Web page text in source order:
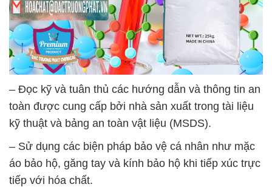
– Đọc kỹ và tuân thủ các hướng dẫn và thông tin an
toàn được cung cấp bởi nhà sản xuất trong tài liệu
kỹ thuật và bảng an toàn vật liệu (MSDS).
– Sử dụng các biện pháp bảo vệ cá nhân như mặc
áo bảo hộ, găng tay và kính bảo hộ khi tiếp xúc trực
tiếp với hóa chất.